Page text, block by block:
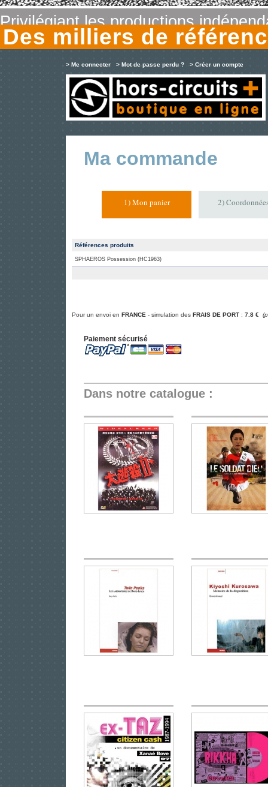
Privilégiant les productions
Des milliers de
> Me connecter > Mot de passe perdu ? > Créer un compte
Ma commande
1) Mon panier 2)
Références produits
SPHAEROS Possession (HC1963)
Pour un envoi en FRANCE - simulation des FRAIS DE PORT : 7.8 €
Paiement sécurisé
Dans notre catalogue :